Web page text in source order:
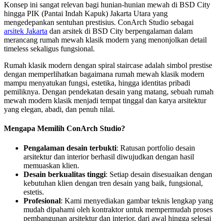
Konsep ini sangat relevan bagi hunian-hunian mewah di BSD City
hingga PIK (Pantai Indah Kapuk) Jakarta Utara yang
mengedepankan sentuhan prestisius. ConArch Studio sebagai
arsitek Jakarta dan arsitek di BSD City berpengalaman dalam
merancang rumah mewah klasik modern yang menonjolkan detail
timeless sekaligus fungsional.
Rumah klasik modern dengan spiral staircase adalah simbol prestise
dengan memperlihatkan bagaimana rumah mewah klasik modern
mampu menyatukan fungsi, estetika, hingga identitas pribadi
pemiliknya. Dengan pendekatan desain yang matang, sebuah rumah
mewah modern klasik menjadi tempat tinggal dan karya arsitektur
yang elegan, abadi, dan penuh nilai.
Mengapa Memilih ConArch Studio?
Pengalaman desain terbukti: Ratusan portfolio desain
arsitektur dan interior berhasil diwujudkan dengan hasil
memuaskan klien.
Desain berkualitas tinggi: Setiap desain disesuaikan dengan
kebutuhan klien dengan tren desain yang baik, fungsional,
estetis.
Profesional: Kami menyediakan gambar teknis lengkap yang
mudah dipahami oleh kontraktor untuk mempermudah proses
pembangunan arsitektur dan interior, dari awal hingga selesai